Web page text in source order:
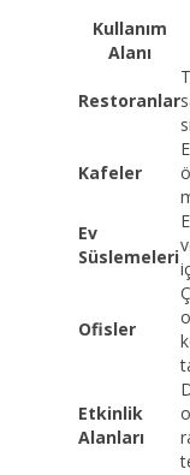
Kullanım
Alanı
Restoranlar
Kafeler
Ev
Süslemeleri
Ofisler
Etkinlik
Alanları